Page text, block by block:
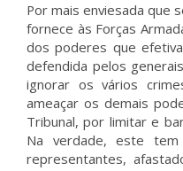
Por mais enviesada que
fornece às Forças
dos poderes que
defendida pelos
ignorar os vários
ameaçar os demais
Tribunal, por limitar e
Na verdade, este
representantes,